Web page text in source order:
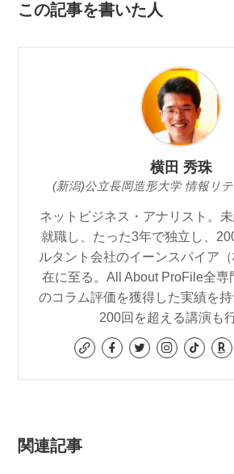
この記事を書いた人
横田 秀珠
(新潟)公立長岡造形大学 情報リ
ネットビジネス・アナリスト。
就職し、たった3年で独立し、
ルタント会社のイーンスパイア
在に至る。All About ProFile全専
のコラム評価を獲得した実績を
200回を超える講演も行
関連記事